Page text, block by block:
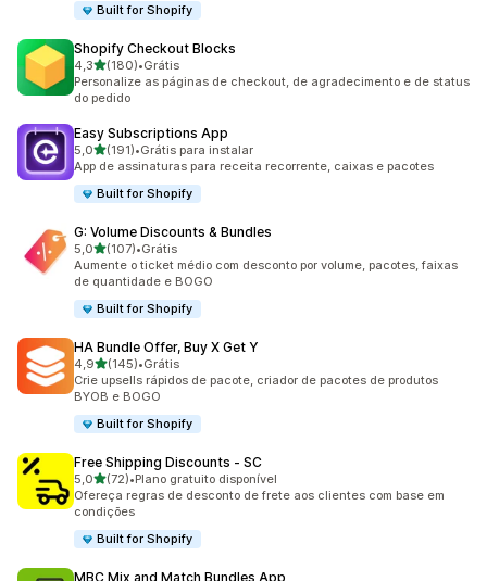
Built for Shopify
Shopify Checkout Blocks
4,3de 5 estrelas
(180)
180 avaliações ao todo
•Grátis
Personalize as páginas de checkout, de agradecimento e de status
do pedido
Easy Subscriptions App
5,0de 5 estrelas
(191)
191 avaliações ao todo
•Grátis para instalar
App de assinaturas para receita recorrente, caixas e pacotes
Built for Shopify
G: Volume Discounts & Bundles
5,0de 5 estrelas
(107)
107 avaliações ao todo
•Grátis
Aumente o ticket médio com desconto por volume, pacotes, faixas
de quantidade e BOGO
Built for Shopify
HA Bundle Offer, Buy X Get Y
4,9de 5 estrelas
(145)
145 avaliações ao todo
•Grátis
Crie upsells rápidos de pacote, criador de pacotes de produtos
BYOB e BOGO
Built for Shopify
Free Shipping Discounts ‑ SC
5,0de 5 estrelas
(72)
72 avaliações ao todo
•Plano gratuito disponível
Ofereça regras de desconto de frete aos clientes com base em
condições
Built for Shopify
MBC Mix and Match Bundles App